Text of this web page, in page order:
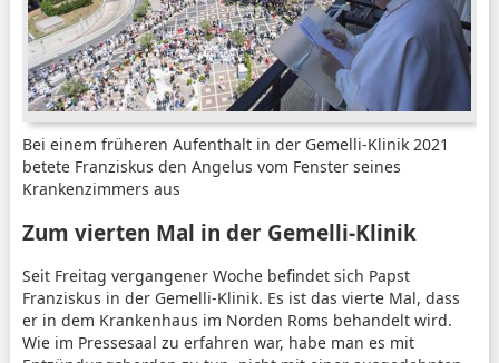
Bei einem früheren Aufenthalt in der Gemelli-Klinik 2021
betete Franziskus den Angelus vom Fenster seines
Krankenzimmers aus
Zum vierten Mal in der Gemelli-Klinik
Seit Freitag vergangener Woche befindet sich Papst
Franziskus in der Gemelli-Klinik. Es ist das vierte Mal, dass
er in dem Krankenhaus im Norden Roms behandelt wird.
Wie im Pressesaal zu erfahren war, habe man es mit